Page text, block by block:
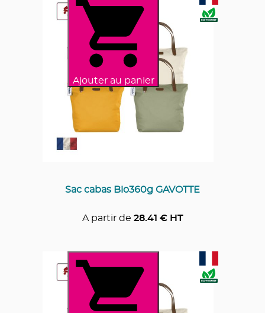
Ajouter au panier
Sac cabas Bio360g GAVOTTE
A partir de 28.41 € HT